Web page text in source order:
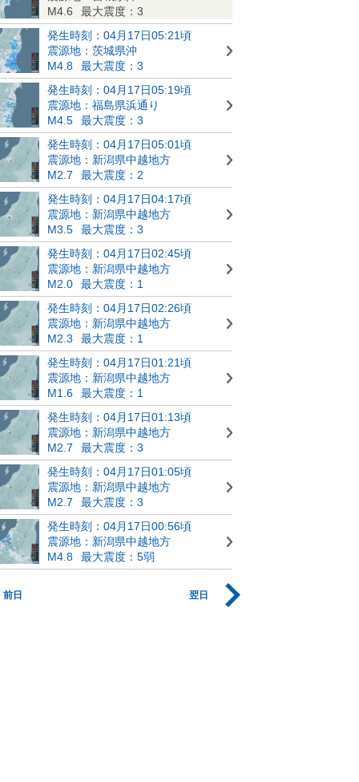
M4.6
最大震度：3
発生時刻：04月17日05:21頃
震源地：茨城県沖
M4.8
最大震度：3
発生時刻：04月17日05:19頃
震源地：福島県浜通り
M4.5
最大震度：3
発生時刻：04月17日05:01頃
震源地：新潟県中越地方
M2.7
最大震度：2
発生時刻：04月17日04:17頃
震源地：新潟県中越地方
M3.5
最大震度：3
発生時刻：04月17日02:45頃
震源地：新潟県中越地方
M2.0
最大震度：1
発生時刻：04月17日02:26頃
震源地：新潟県中越地方
M2.3
最大震度：1
発生時刻：04月17日01:21頃
震源地：新潟県中越地方
M1.6
最大震度：1
発生時刻：04月17日01:13頃
震源地：新潟県中越地方
M2.7
最大震度：3
発生時刻：04月17日01:05頃
震源地：新潟県中越地方
M2.7
最大震度：3
発生時刻：04月17日00:56頃
震源地：新潟県中越地方
M4.8
最大震度：5弱
前日 翌日